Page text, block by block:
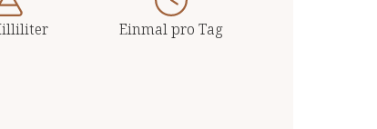
Einmal pro Tag